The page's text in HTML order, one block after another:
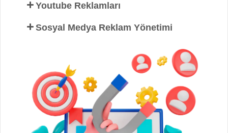
Youtube Reklamları
Sosyal Medya Reklam Yönetimi